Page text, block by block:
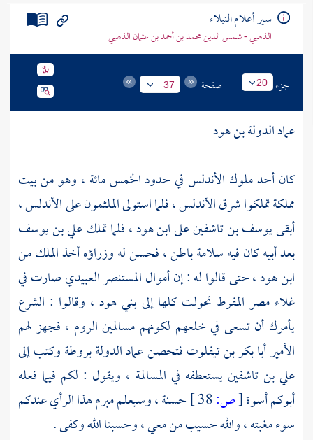
سير أعلام النبلاء
الذهبي - شمس الدين محمد بن أحمد بن عثمان الذهبي
جزء 20 صفحة 37
عماد الدولة بن هود
كان أحد ملوك الأندلسفي حدود الخمس مائة ، وهو من بيت
مملكة تملكوا شرقالأندلس، فلما استولى الملثمون علىالأندلس،
أبقىيوسف بن تاشفينعلىابن هود، فلما تملكعلي بن يوسف
بعد أبيه كان فيه سلامة باطن ، فحسن له وزراؤه أخذ الملك من
ابن هود، حتى قالوا له : إن أموالالمستنصر العبيديصارت في
غلاءمصر المفرط تحولت كلها إلى بني هود ، وقالوا : الشرع
يأمرك أن تسعى في خلعهم لكونهم مسالمينالروم ، فجهز لهم
الأميرأبا بكر بن تيفلوتفتحصنعماد الدولة بروطةوكتب إلى
علي بن تاشفينيستعطفه في المسالمة ، ويقول : لكم فيما فعله
أبوكم أسوة[ص:
حسنة ، وسيعلم مبرم هذا الرأي عندكم
سوء مغبته ، والله حسيب من معي ، وحسبنا الله وكفى .